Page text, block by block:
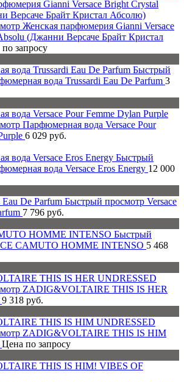
Женская парфюмерия Gianni Versace
(Джанни Версаче Брайт Кристал
запросу
Быстрый
вода Trussardi Eau De Parfum 3
Парфюмерная вода Versace Pour
6 029 руб.
Быстрый
вода Versace Eros Energy 12 000
Быстрый просмотр Versace
7 796 руб.
Быстрый
CAMUTO HOMME INTENSO 5 468
ZADIG&VOLTAIRE THIS IS HER
9 318 руб.
ZADIG&VOLTAIRE THIS IS HIM
Цена по запросу